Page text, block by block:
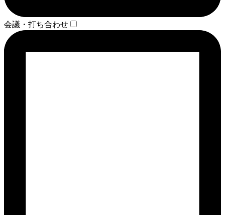
会議・打ち合わせ